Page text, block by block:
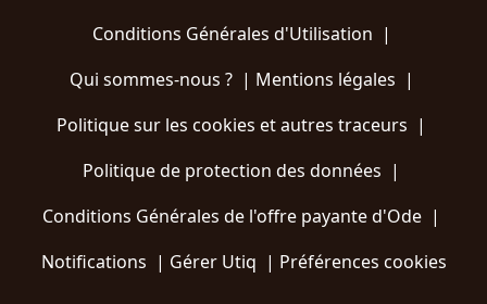
Conditions Générales d'Utilisation |
Qui sommes-nous ?| Mentions légales |
Politique sur les cookies et autres traceurs |
Politique de protection des données |
Conditions Générales de l'offre payante d'Ode |
Notifications | Gérer Utiq | Préférences cookies